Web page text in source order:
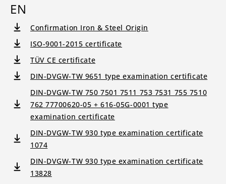
EN
Confirmation Iron & Steel Origin
ISO-9001-2015 certificate
TÜV CE certificate
DIN-DVGW-TW 9651 type examination certificate
DIN-DVGW-TW 750 7501 7511 753 7531 755 7510
762 77700620-05 + 616-05G-0001 type
examination certificate
DIN-DVGW-TW 930 type examination certificate
1074
DIN-DVGW-TW 930 type examination certificate
13828